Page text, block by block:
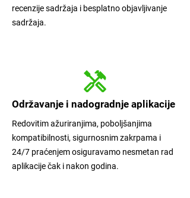
recenzije sadržaja i besplatno objavljivanje
sadržaja.
Održavanje i nadogradnje aplikacije
Redovitim ažuriranjima, poboljšanjima
kompatibilnosti, sigurnosnim zakrpama i
24/7 praćenjem osiguravamo nesmetan rad
aplikacije čak i nakon godina.